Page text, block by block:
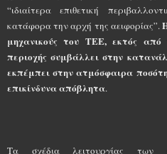
“ιδιαίτερα επιθετική
κατάφορα την αρχή της αειφορίας”.
μηχανικούς του TΕΕ, εκτός από
περιοχής συμβάλλει στην
εκπέμπει στην ατμόσφαιρα
επικίνδυνα απόβλητα.
Tα σχέδια λειτουργίας των